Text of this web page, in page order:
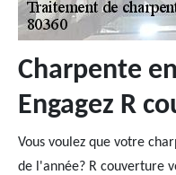
Charpente
Engagez R
Vous voulez que votre
de l'année? R couverture